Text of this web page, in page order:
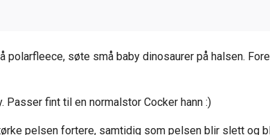
søte små baby dinosaurer på halsen.
fint til en normalstor Cocker hann :)
pelsen fortere, samtidig som pelsen blir slett og